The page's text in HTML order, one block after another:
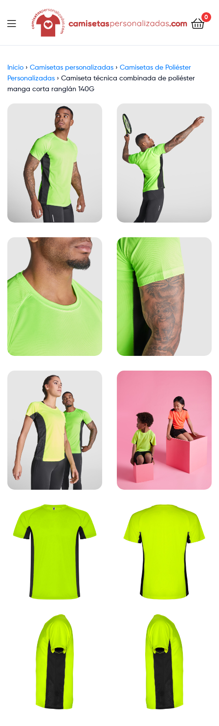
Camisetaspersonalizadas.com
0
Inicio › Camisetas personalizadas › Camisetas de Poliéster
Personalizadas › Camiseta técnica combinada de poliéster
manga corta ranglán 140G